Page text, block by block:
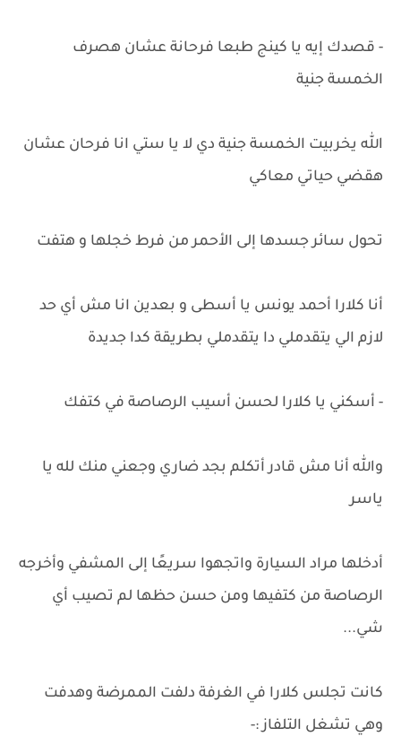
- قصدك إيه يا كينج طبعا فرحانة عشان هصرف
الخمسة جنية
الله يخربيت الخمسة جنية دي لا يا ستي انا فرحان عشان
هقضي حياتي معاكي
تحول سائر جسدها إلى الأحمر من فرط خجلها و هتفت
أنا كلارا أحمد يونس يا أسطى و بعدين انا مش أي حد
لازم الي يتقدملي دا يتقدملي بطريقة كدا جديدة
- أسكني يا كلارا لحسن أسيب الرصاصة في كتفك
والله أنا مش قادر أتكلم بجد ضاري وجعني منك لله يا
ياسر
أدخلها مراد السيارة واتجهوا سريعًا إلى المشفي وأخرجه
الرصاصة من كتفيها ومن حسن حظها لم تصيب أي
شي...
كانت تجلس كلارا في الغرفة دلفت الممرضة وهدفت
وهي تشغل التلفاز :-